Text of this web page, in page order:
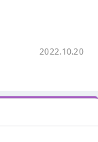
2022.10.20